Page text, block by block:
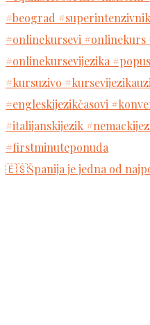
🇪🇸Španija je jedna od